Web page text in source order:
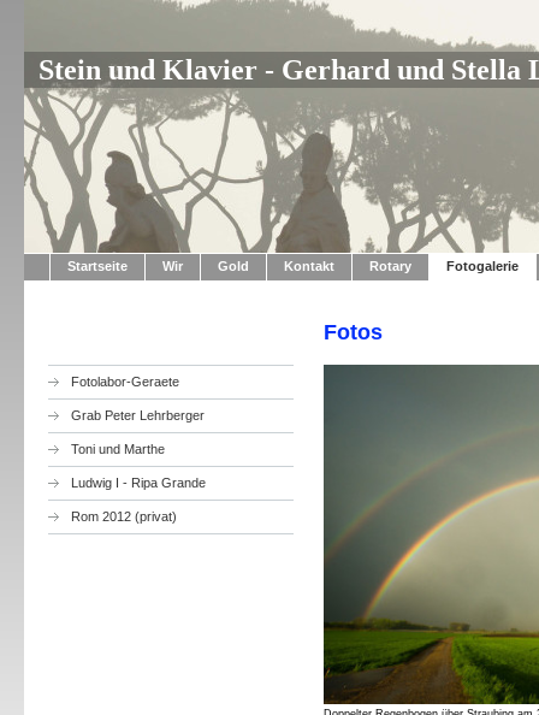
Stein und Klavier - Gerhard und Stella
Startseite Wir Gold Kontakt Rotary Fotogalerie
Fotolabor-Geraete
Grab Peter Lehrberger
Toni und Marthe
Ludwig I - Ripa Grande
Rom 2012 (privat)
Fotos